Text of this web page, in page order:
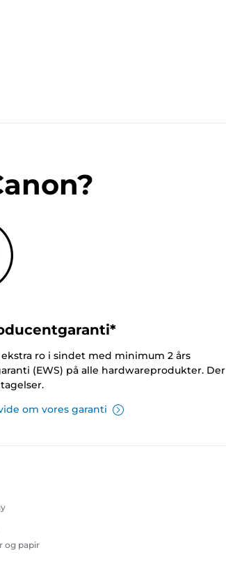
ro i sindet med minimum 2 års
(EWS) på alle hardwareprodukter. Der
om vores garanti
og papir